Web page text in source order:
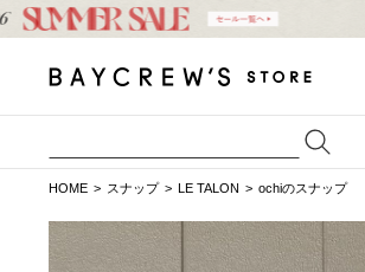
HOME スナップ LE TALON ochiのスナップ